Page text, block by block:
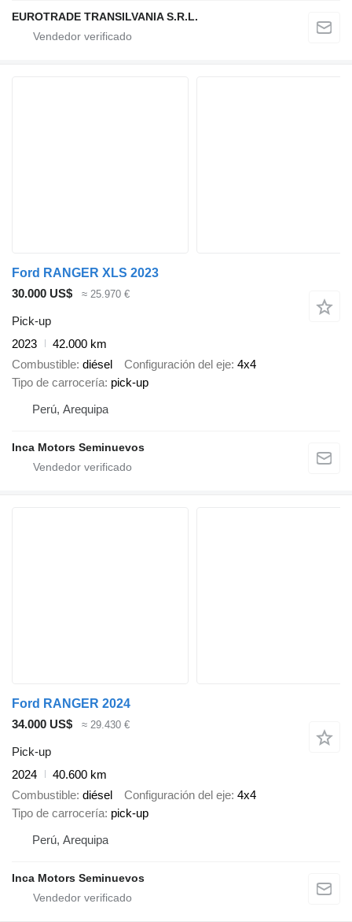
EUROTRADE TRANSILVANIA S.R.L.
Ford RANGER XLS 2023
30.000 US$
≈ 25.970 €
Pick-up
2023
42.000 km
Combustible diésel Configuración del eje 4x4
Tipo de carrocería pick-up
Perú, Arequipa
Inca Motors Seminuevos
Ford RANGER 2024
34.000 US$
≈ 29.430 €
Pick-up
2024
40.600 km
Combustible diésel Configuración del eje 4x4
Tipo de carrocería pick-up
Perú, Arequipa
Inca Motors Seminuevos